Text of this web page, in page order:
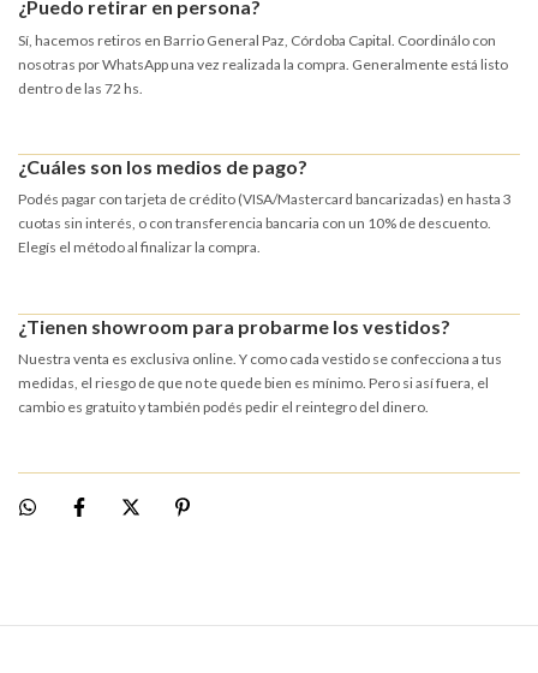
¿Puedo retirar en persona?
Sí, hacemos retiros en Barrio General Paz, Córdoba Capital. Coordinálo con
nosotras por WhatsApp una vez realizada la compra. Generalmente está listo
dentro de las 72 hs.
¿Cuáles son los medios de pago?
Podés pagar con tarjeta de crédito (VISA/Mastercard bancarizadas) en hasta 3
cuotas sin interés, o con transferencia bancaria con un 10% de descuento.
Elegís el método al finalizar la compra.
¿Tienen showroom para probarme los vestidos?
Nuestra venta es exclusiva online. Y como cada vestido se confecciona a tus
medidas, el riesgo de que no te quede bien es mínimo. Pero si así fuera, el
cambio es gratuito y también podés pedir el reintegro del dinero.